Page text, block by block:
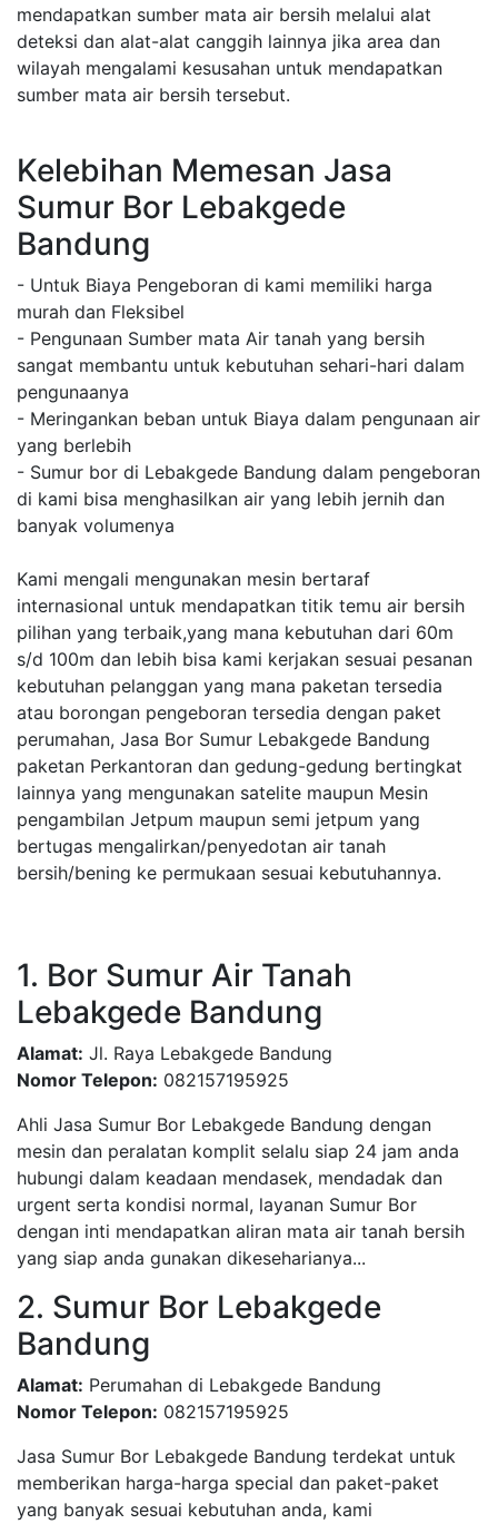
mendapatkan sumber mata air bersih melalui alat
deteksi dan alat-alat canggih lainnya jika area dan
wilayah mengalami kesusahan untuk mendapatkan
sumber mata air bersih tersebut.
Kelebihan Memesan Jasa
Sumur Bor Lebakgede
Bandung
- Untuk Biaya Pengeboran di kami memiliki harga
murah dan Fleksibel
- Pengunaan Sumber mata Air tanah yang bersih
sangat membantu untuk kebutuhan sehari-hari dalam
pengunaanya
- Meringankan beban untuk Biaya dalam pengunaan air
yang berlebih
- Sumur bor di Lebakgede Bandung dalam pengeboran
di kami bisa menghasilkan air yang lebih jernih dan
banyak volumenya
Kami mengali mengunakan mesin bertaraf
internasional untuk mendapatkan titik temu air bersih
pilihan yang terbaik,yang mana kebutuhan dari 60m
s/d 100m dan lebih bisa kami kerjakan sesuai pesanan
kebutuhan pelanggan yang mana paketan tersedia
atau borongan pengeboran tersedia dengan paket
perumahan, Jasa Bor Sumur Lebakgede Bandung
paketan Perkantoran dan gedung-gedung bertingkat
lainnya yang mengunakan satelite maupun Mesin
pengambilan Jetpum maupun semi jetpum yang
bertugas mengalirkan/penyedotan air tanah
bersih/bening ke permukaan sesuai kebutuhannya.
1. Bor Sumur Air Tanah
Lebakgede Bandung
Alamat: Jl. Raya Lebakgede Bandung
Nomor Telepon: 082157195925
Ahli Jasa Sumur Bor Lebakgede Bandung dengan
mesin dan peralatan komplit selalu siap 24 jam anda
hubungi dalam keadaan mendasek, mendadak dan
urgent serta kondisi normal, layanan Sumur Bor
dengan inti mendapatkan aliran mata air tanah bersih
yang siap anda gunakan dikeseharianya...
2. Sumur Bor Lebakgede
Bandung
Alamat: Perumahan di Lebakgede Bandung
Nomor Telepon: 082157195925
Jasa Sumur Bor Lebakgede Bandung terdekat untuk
memberikan harga-harga special dan paket-paket
yang banyak sesuai kebutuhan anda, kami